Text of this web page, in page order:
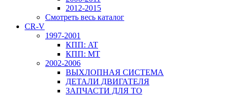
2012-2015
Смотреть весь каталог
CR-V
1997-2001
КПП: AT
КПП: MT
2002-2006
ВЫХЛОПНАЯ СИСТЕМА
ДЕТАЛИ ДВИГАТЕЛЯ
ЗАПЧАСТИ ДЛЯ ТО